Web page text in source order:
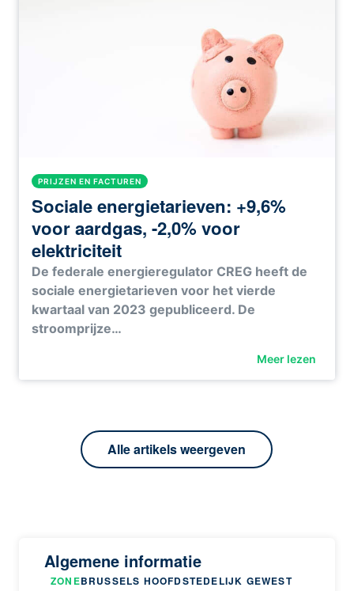
PRIJZEN EN FACTUREN
Sociale energietarieven: +9,6%
voor aardgas, -2,0% voor
elektriciteit
De federale energieregulator CREG heeft de
sociale energietarieven voor het vierde
kwartaal van 2023 gepubliceerd. De
stroomprijze…
Meer lezen
Alle artikels weergeven
Algemene informatie
ZONEBRUSSELS HOOFDSTEDELIJK GEWEST